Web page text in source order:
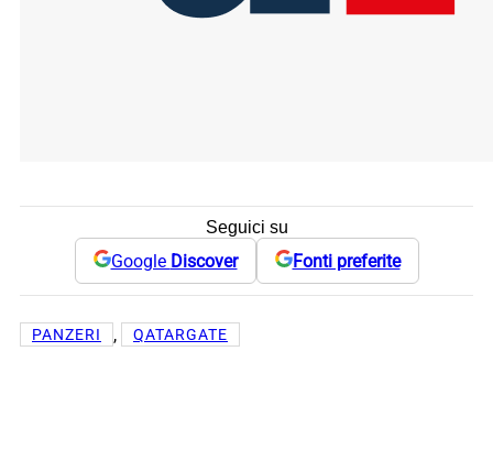
Seguici su
Google Discover Fonti preferite
PANZERI , QATARGATE